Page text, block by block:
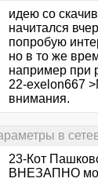
идею со
начитался
попробую
но в то же
например при
22-exelon667
внимания.
в
23-Кот
ВНЕЗАПНО